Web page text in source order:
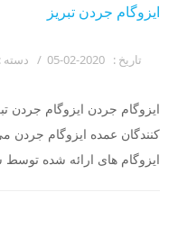
ایزوگام جردن تبریز
تاریخ : دسته :
ایزوگام جردن ایزوگام جردن
کنندگان عمده ایزوگام جردن
ایزوگام های ارائه شده